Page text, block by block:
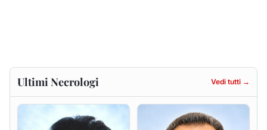
Francesca Anna Pirina
ved. Pileri
6 agosto 2026
Massimo Ricciu
6 agosto 2026